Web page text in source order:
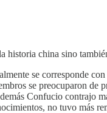
historia china sino
se corresponde
se preocuparon de
Confucio contrajo
no tuvo más